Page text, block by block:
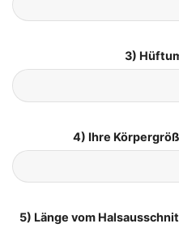
3)
4) Ihre
5) Länge vom